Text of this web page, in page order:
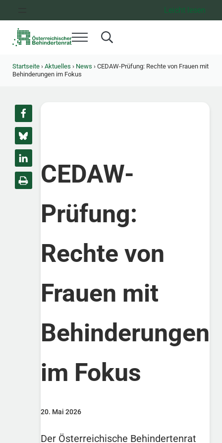
Leicht lesen
Menü Search...
Startseite › Aktuelles › News ›CEDAW-Prüfung: Rechte von Frauen mit
Behinderungen im Fokus
CEDAW-
Prüfung:
Rechte von
Frauen mit
Behinderungen
im Fokus
20. Mai 2026
Der Österreichische Behindertenrat